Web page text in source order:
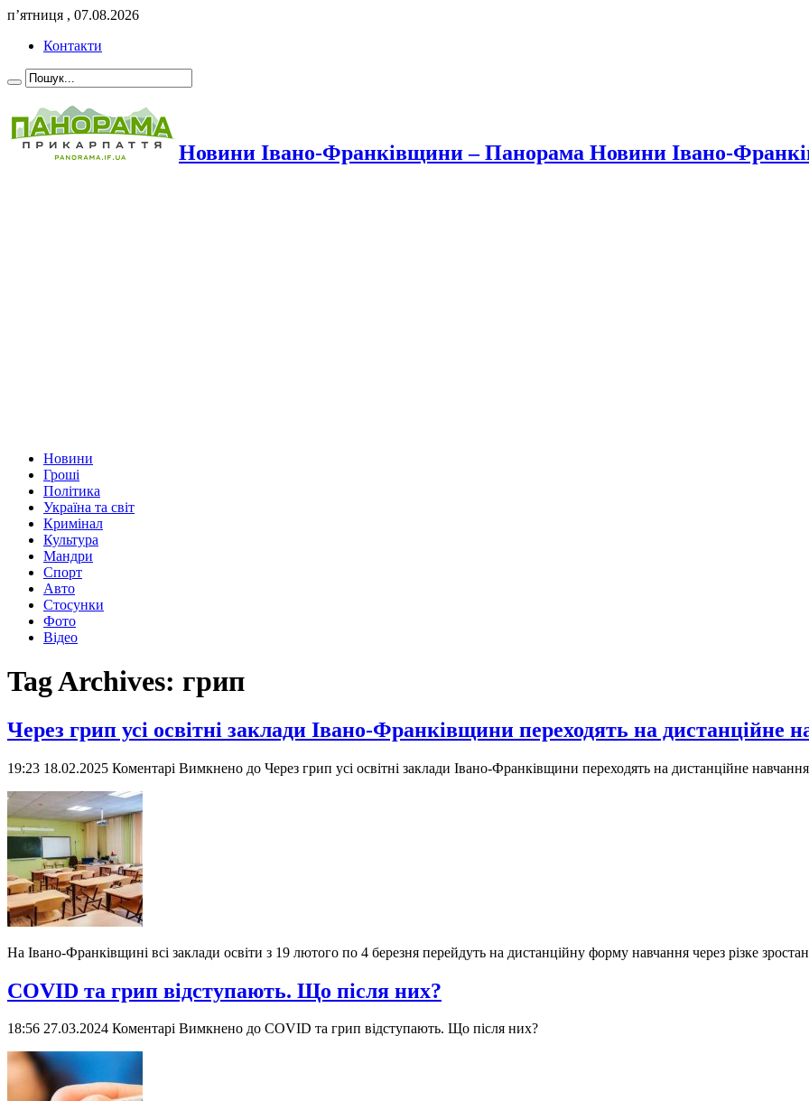
п’ятниця , 07.08.2026
Контакти
Новини Івано-Франківщини – Панорама Новини Івано-
Новини
Гроші
Політика
Україна та світ
Кримінал
Культура
Мандри
Спорт
Авто
Стосунки
Фото
Відео
Tag Archives: грип
Через грип усі освітні заклади Івано-Франківщини переходять на дистанційне
19:23 18.02.2025 Коментарі Вимкнено до Через грип усі освітні заклади Івано-Франківщини переходять на дистанційне навчання
На Івано-Франківщині всі заклади освіти з 19 лютого по 4 березня перейдуть на дистанційну форму навчання через різке
COVID та грип відступають. Що після них?
18:56 27.03.2024 Коментарі Вимкнено до COVID та грип відступають. Що після них?